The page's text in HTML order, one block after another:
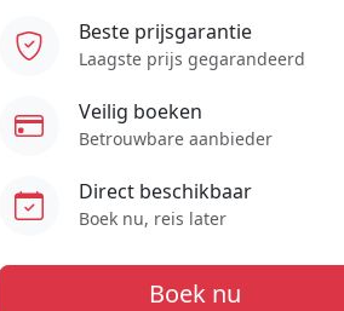
Beste prijsgarantie
Laagste prijs gegarandeerd
Veilig boeken
Betrouwbare aanbieder
Direct beschikbaar
Boek nu, reis later
Boek nu